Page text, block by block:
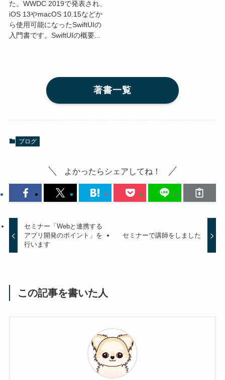
た。WWDC 2019で発表され、
iOS 13やmacOS 10.15などか
ら使用可能になったSwiftUIの
入門書です。SwiftUIの概要...
著書一覧
ブログ
よかったらシェアしてね！
セミナー「Webと連携する
アプリ開発のポイント」を
行います
セミナーで講師をしました
この記事を書いた人